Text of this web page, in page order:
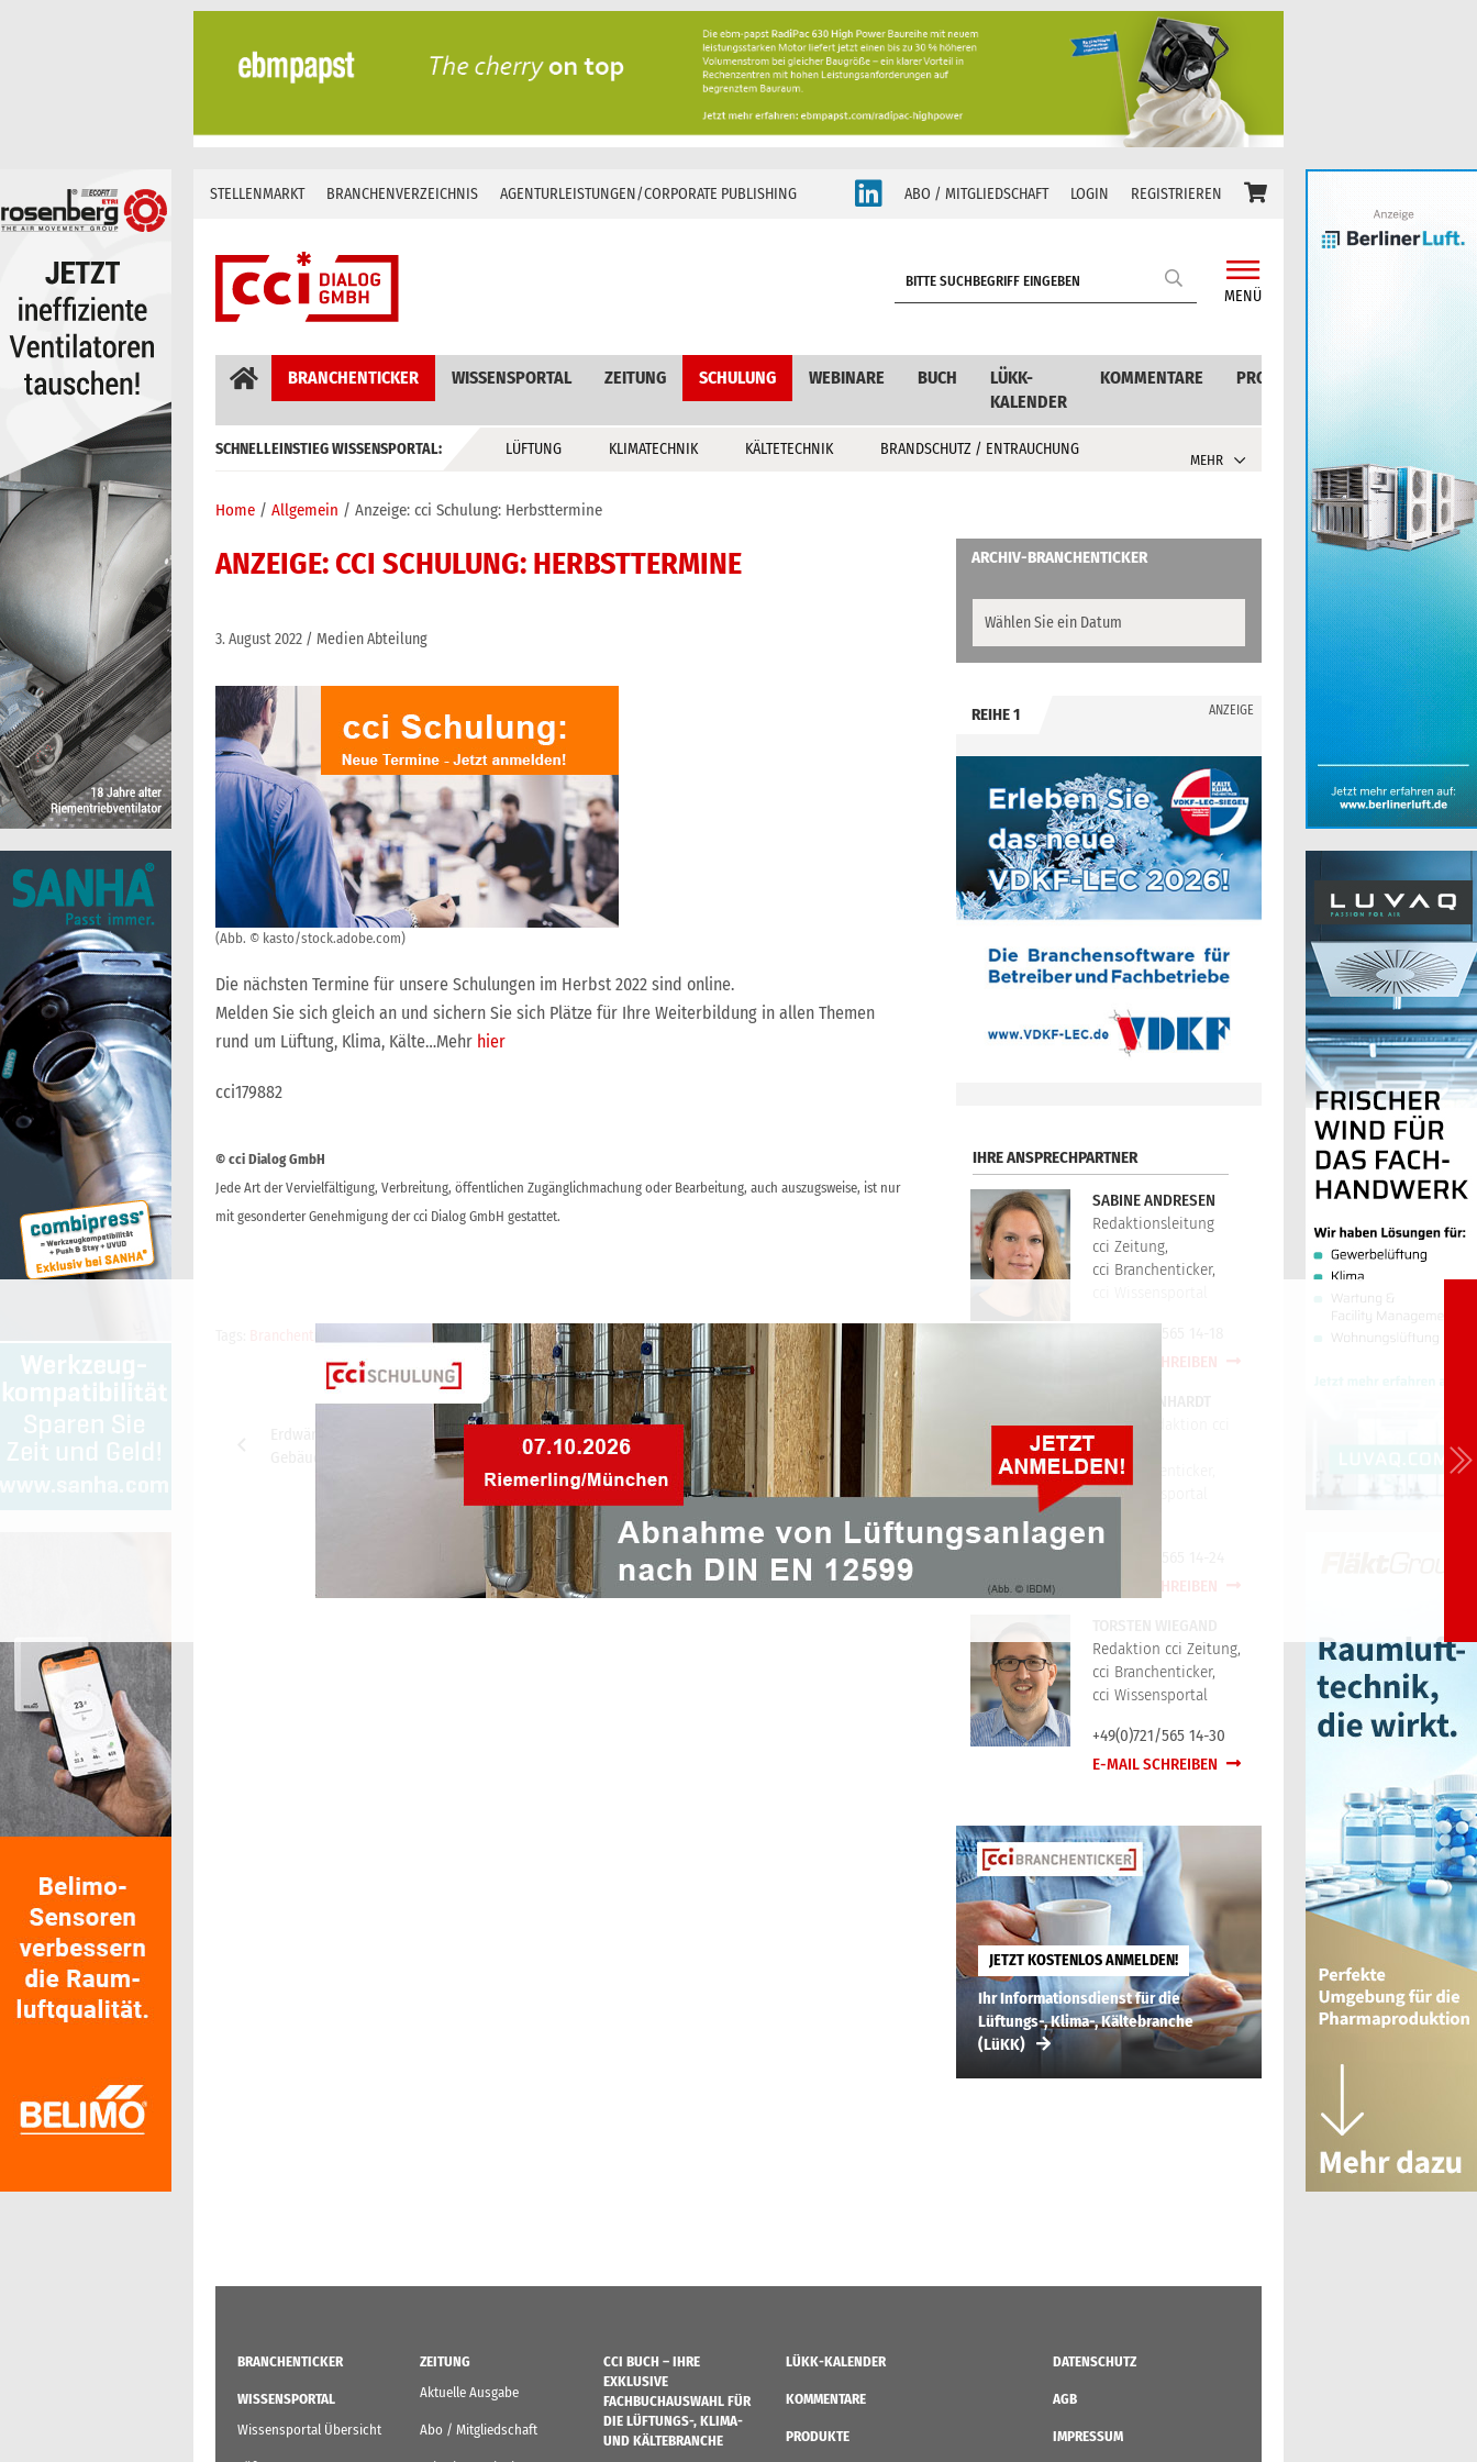
Skip
content
STELLENMARKT BRANCHENVERZEICHNIS AGENTURLEISTUNGEN/CORPORATE PUBLISHING ABO / MITGLIEDSCHAFT LOGIN REGISTRIEREN
MENÜ
BRANCHENTICKER WISSENSPORTAL ZEITUNG SCHULUNG WEBINARE BUCH
LÜKK-
KALENDER
KOMMENTARE PRODUKTE
SCHNELLEINSTIEG WISSENSPORTAL: LÜFTUNG KLIMATECHNIK KÄLTETECHNIK BRANDSCHUTZ / ENTRAUCHUNG
MEHR
Home Allgemein Anzeige: cci Schulung: Herbsttermine
ANZEIGE: CCI SCHULUNG: HERBSTTERMINE
3. August 2022 Medien Abteilung
(Abb. © kasto/stock.adobe.com)
Die nächsten Termine für unsere Schulungen im Herbst 2022 sind online.
Melden Sie sich gleich an und sichern Sie sich Plätze für Ihre Weiterbildung in allen Themen
rund um Lüftung, Klima, Kälte…Mehr hier
cci179882
© cci Dialog GmbH
Jede Art der Vervielfältigung, Verbreitung, öffentlichen Zugänglichmachung oder Bearbeitung, auch auszugsweise, ist nur
mit gesonderter Genehmigung der cci Dialog GmbH gestattet.
cci Branchenticker
Beitragsnavigation
Erdwärmepumpen können 75 % des
Gebäude-Wärmebedarfs decken
Uponor hat neuen Technikchef
ARCHIV-BRANCHENTICKER
REIHE 1 ANZEIGE
IHRE ANSPRECHPARTNER
SABINE ANDRESEN
Redaktionsleitung
cci Zeitung,
cci Branchenticker,
E-MAIL SCHREIBEN
Technikredaktion cci
Zeitung,
cci Branchenticker,
cci Wissensportal
E-MAIL SCHREIBEN
Redaktion cci Zeitung,
cci Branchenticker,
cci Wissensportal
+49(0)721/565 14-30
E-MAIL SCHREIBEN
JETZT KOSTENLOS ANMELDEN!
Ihr Informationsdienst für die
Lüftungs-, Klima-, Kältebranche
(LüKK)
BRANCHENTICKER
WISSENSPORTAL
Wissensportal Übersicht
ZEITUNG
Aktuelle Ausgabe
Abo / Mitgliedschaft
CCI BUCH – IHRE
EXKLUSIVE
FACHBUCHAUSWAHL FÜR
DIE LÜFTUNGS-, KLIMA-
UND KÄLTEBRANCHE
LÜKK-KALENDER
KOMMENTARE
PRODUKTE
DATENSCHUTZ
AGB
IMPRESSUM